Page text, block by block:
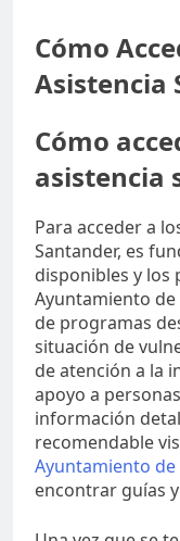
Cómo
Asistencia
Cómo
asistencia
Para acceder a
Santander, es
disponibles y los
Ayuntamiento
de programas
situación de
de atención a la
apoyo a
información
recomendable
Ayuntamiento de
encontrar guías